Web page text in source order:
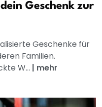
Geschenk zur
Geschenke für
Familien.
W... | mehr